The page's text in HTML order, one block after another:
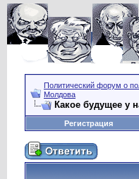
Политический форум о
Молдова
Какое будущее у
Регистрация